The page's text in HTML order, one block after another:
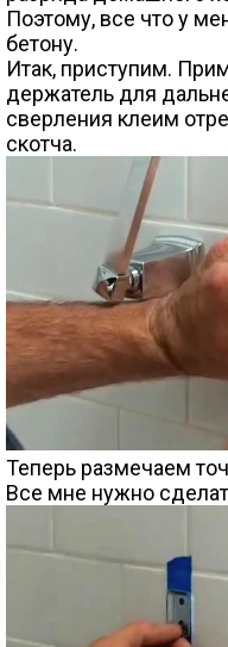
Поэтому, все что у
бетону.
Итак, приступим.
держатель для
сверления клеим
скотча.
Теперь размечаем
Все мне нужно